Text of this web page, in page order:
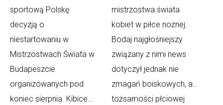
sportową Polskę
decyzją o
niestartowaniu w
Mistrzostwach Świata w
Budapeszcie
organizowanych pod
koniec sierpnia. Kibice...
mistrzostwa świata
kobiet w piłce nożnej.
Bodaj najgłośniejszy
związany z nimi news
dotyczył jednak nie
zmagań boiskowych, a…
tożsamości płciowej